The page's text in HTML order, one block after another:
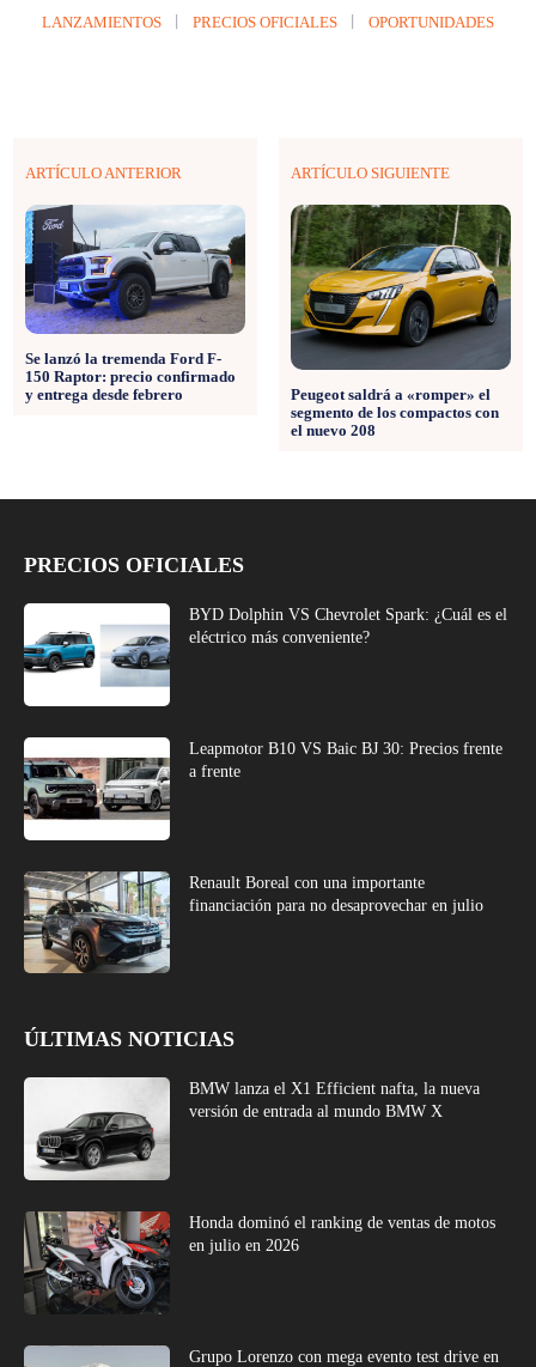
LANZAMIENTOS PRECIOS OFICIALES OPORTUNIDADES
ARTÍCULO ANTERIOR
Se lanzó la tremenda Ford F-
150 Raptor: precio confirmado
y entrega desde febrero
ARTÍCULO SIGUIENTE
Peugeot saldrá a «romper» el
segmento de los compactos con
el nuevo 208
PRECIOS OFICIALES
BYD Dolphin VS Chevrolet Spark: ¿Cuál es el
eléctrico más conveniente?
Leapmotor B10 VS Baic BJ 30: Precios frente
a frente
Renault Boreal con una importante
financiación para no desaprovechar en julio
ÚLTIMAS NOTICIAS
BMW lanza el X1 Efficient nafta, la nueva
versión de entrada al mundo BMW X
Honda dominó el ranking de ventas de motos
en julio en 2026
Grupo Lorenzo con mega evento test drive en